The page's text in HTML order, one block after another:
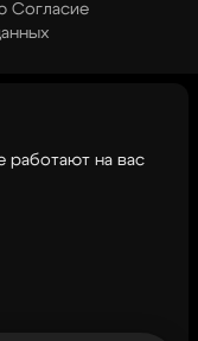
Согласие
работают на вас